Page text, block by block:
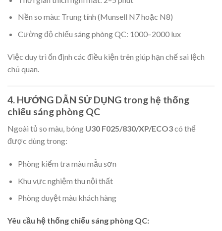
Nền so màu: Trung tính (Munsell N7 hoặc N8)
Cường độ chiếu sáng phòng QC: 1000–2000 lux
Việc duy trì ổn định các điều kiện trên giúp hạn chế sai lệch
chủ quan.
4. HƯỚNG DẪN SỬ DỤNG trong hệ thống
chiếu sáng phòng QC
Ngoài tủ so màu, bóng U30 F025/830/XP/ECO3có thể
được dùng trong:
Phòng kiểm tra màu mẫu sơn
Khu vực nghiệm thu nội thất
Phòng duyệt màu khách hàng
Yêu cầu hệ thống chiếu sáng phòng QC: